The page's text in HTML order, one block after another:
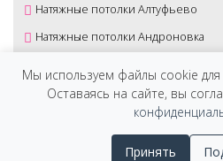
Натяжные потолки Дрезна
Натяжные потолки Дубна
Натяжные потолки Егорьевск
Натяжные потолки Жуковский
Натяжные потолки Зарайск
Натяжные потолки Алтуфьево
Натяжные потолки Андроновка
Натяжные потолки Арбатская
Натяжные потолки Аэропорт
Натяжные потолки Бабушкинская
© 2025. Все права защищены.
Мы используем файлы cookie
Оставаясь на сайте, вы
Принять